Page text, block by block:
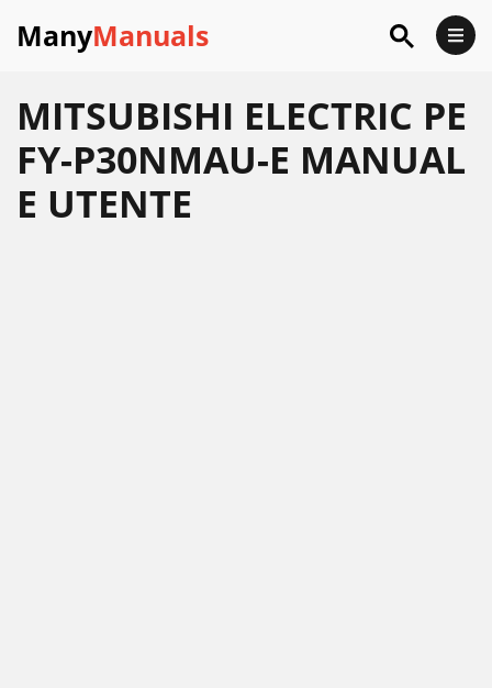
ManyManuals
MITSUBISHI ELECTRIC PE
FY-P30NMAU-E MANUAL
E UTENTE